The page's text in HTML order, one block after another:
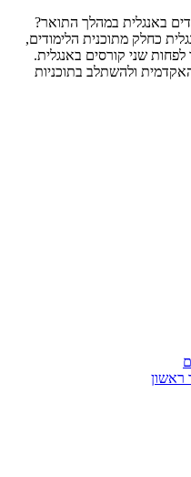
באנגלית במהלך התואר?
כחלק מתוכנית הלימודים,
שני קורסים באנגלית.
ולהשתלב בתוכניות
ראשון